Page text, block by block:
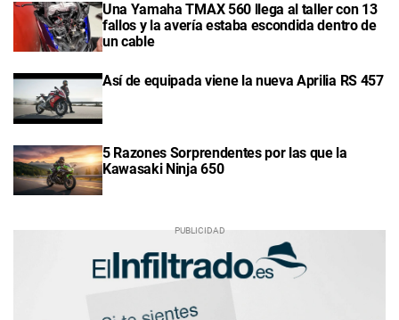
Una Yamaha TMAX 560 llega al taller con 13
fallos y la avería estaba escondida dentro de
un cable
Así de equipada viene la nueva Aprilia RS 457
5 Razones Sorprendentes por las que la
Kawasaki Ninja 650